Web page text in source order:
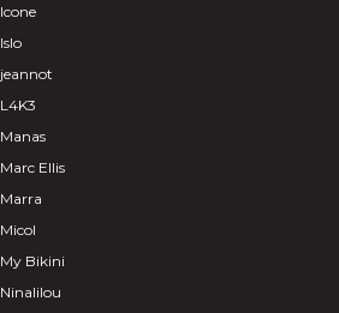
Icone
Islo
jeannot
L4K3
Manas
Marc Ellis
Marra
Micol
My Bikini
Ninalilou